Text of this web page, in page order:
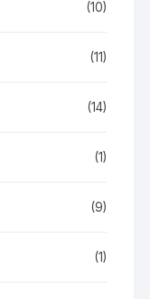
(10)
(11)
(14)
(1)
(9)
(1)